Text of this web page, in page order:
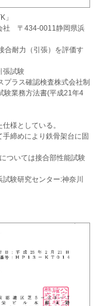
社 〒434-0011静岡県浜
合耐力（引張）を評価す
張試験
ラス確認検査株式会社制
験業務方法書(平成21年4
様としている。
締めにより鉄骨架台に固
いては接合部性能試験
験研究センター:神奈川